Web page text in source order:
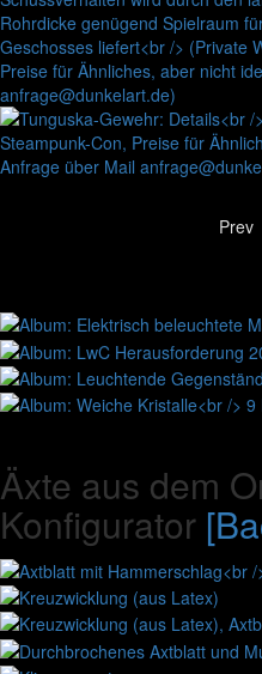
Prev
Äxte aus dem
Konfigurator